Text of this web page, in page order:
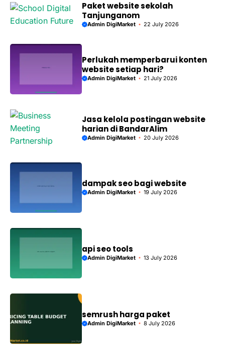
Paket website sekolah
Tanjunganom
Admin DigiMarket 22 July 2026
Perlukah memperbarui konten
website setiap hari?
Admin DigiMarket 21 July 2026
Jasa kelola postingan website
harian di BandarAlim
Admin DigiMarket 20 July 2026
dampak seo bagi website
Admin DigiMarket 19 July 2026
api seo tools
Admin DigiMarket 13 July 2026
semrush harga paket
Admin DigiMarket 8 July 2026